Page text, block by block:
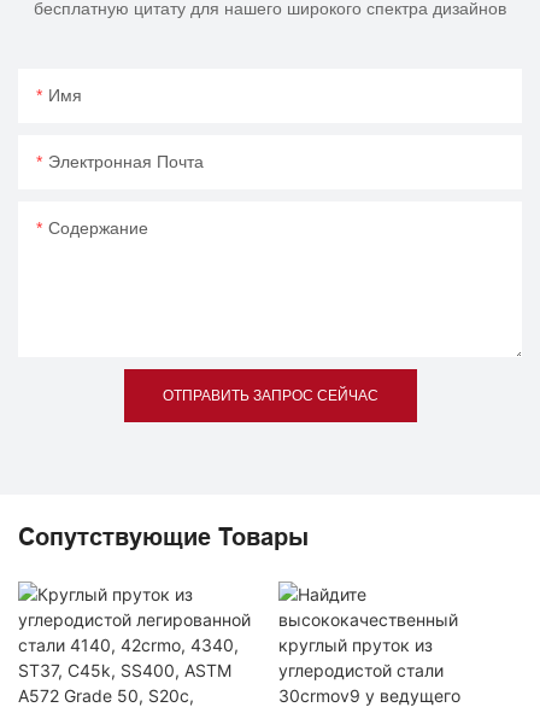
бесплатную цитату для нашего широкого спектра дизайнов
Имя
Электронная Почта
Содержание
ОТПРАВИТЬ ЗАПРОС СЕЙЧАС
Сопутствующие Товары